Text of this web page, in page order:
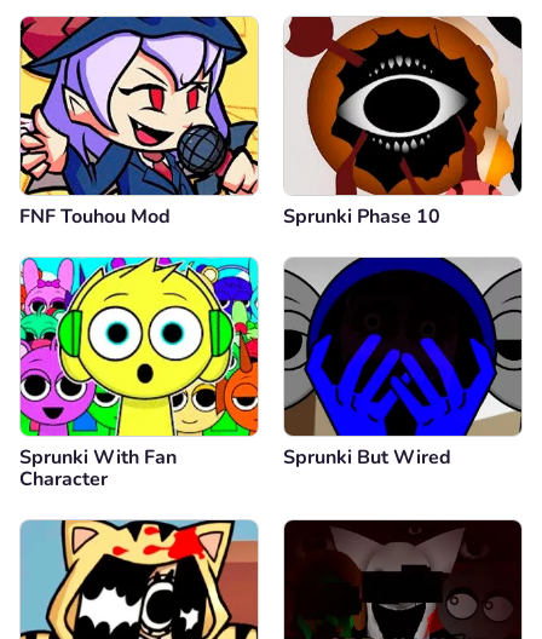
FNF Touhou Mod Sprunki Phase 10
Sprunki With Fan
Character
Sprunki But Wired